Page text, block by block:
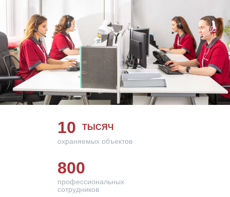
10 ТЫСЯЧ
охраняемых объектов
800
профессиональных
сотрудников